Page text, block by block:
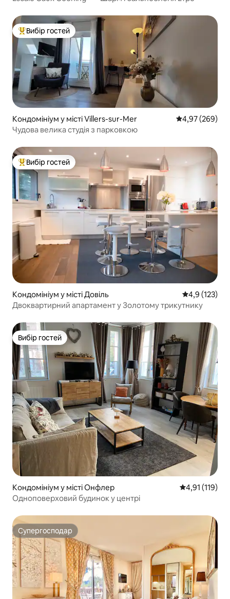
Топ вибір гостей
Вибір гостей
Кондомініум у місті Villers-sur-Mer Середня
4,97 (269)
Чудова велика студія з парковкою
Топ вибір гостей
Вибір гостей
Кондомініум у місті Довіль Середня
4,9 (123)
Двоквартирний апартамент у Золотому трикутнику
Вибір гостей
Вибір гостей
Кондомініум у місті Онфлер Середня
4,91 (119)
Одноповерховий будинок у центрі
Супергосподар
Супергосподар